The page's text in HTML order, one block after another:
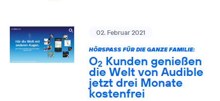
02. Februar 2021
HÖRSPASS FÜR DIE GANZE FAMILIE:
O2 Kunden genießen
die Welt von Audible
jetzt drei Monate
kostenfrei